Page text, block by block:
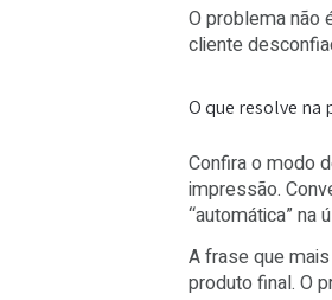
O motivo
conversão
O problema
cliente
O que